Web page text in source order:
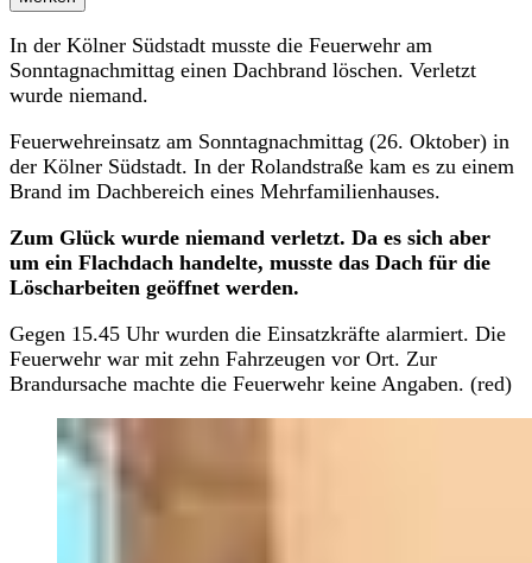
In der Kölner Südstadt musste die Feuerwehr am
Sonntagnachmittag einen Dachbrand löschen. Verletzt
wurde niemand.
Feuerwehreinsatz am Sonntagnachmittag (26. Oktober) in
der Kölner Südstadt. In der Rolandstraße kam es zu einem
Brand im Dachbereich eines Mehrfamilienhauses.
Zum Glück wurde niemand verletzt. Da es sich aber
um ein Flachdach handelte, musste das Dach für die
Löscharbeiten geöffnet werden.
Gegen 15.45 Uhr wurden die Einsatzkräfte alarmiert. Die
Feuerwehr war mit zehn Fahrzeugen vor Ort. Zur
Brandursache machte die Feuerwehr keine Angaben. (red)